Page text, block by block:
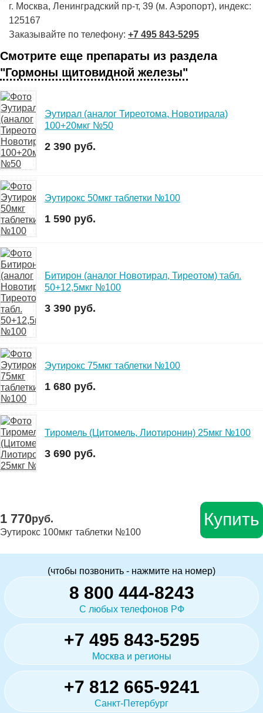
г. Москва, Ленинградский пр-т, 39 (м. Аэропорт), индекс:
125167
Заказывайте по телефону: +7 495 843-5295
Смотрите еще препараты из раздела
"Гормоны щитовидной железы"
Эутирал (аналог Тиреотома, Новотирала)
100+20мкг №50
2 390 руб.
Эутирокс 50мкг таблетки №100
1 590 руб.
Битирон (аналог Новотирал, Тиреотом) табл.
50+12,5мкг №100
3 390 руб.
Эутирокс 75мкг таблетки №100
1 680 руб.
Тиромель (Цитомель, Лиотиронин) 25мкг №100
3 690 руб.
1 770руб.
Эутирокс 100мкг таблетки №100
Купить
(чтобы позвонить - нажмите на номер)
8 800 444-8243
С любых телефонов РФ
+7 495 843-5295
Москва и регионы
+7 812 665-9241
Санкт-Петербург